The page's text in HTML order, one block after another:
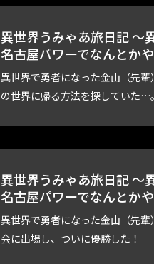
異世界うみゃあ旅日記 ～
名古屋パワーでなんとか
異世界で勇者になった金山（先
の世界に帰る方法を探していた…。
異世界うみゃあ旅日記 ～
名古屋パワーでなんとか
異世界で勇者になった金山（先
会に出場し、ついに優勝した！